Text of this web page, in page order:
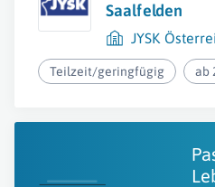
Saalfelden
JYSK
Teilzeit/geringfügig ab